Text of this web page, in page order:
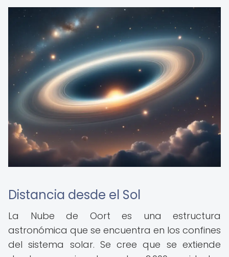
Distancia desde el Sol
La Nube de Oort es una estructura
astronómica que se encuentra en los confines
del sistema solar. Se cree que se extiende